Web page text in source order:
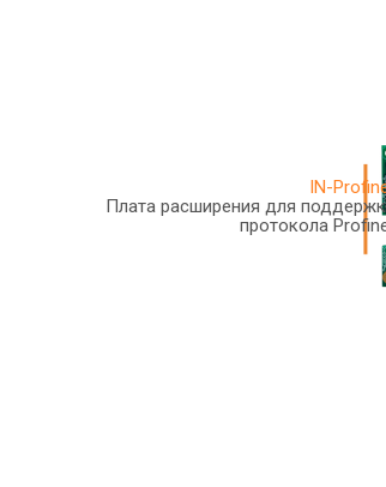
IN-
Плата расширения для
протокола